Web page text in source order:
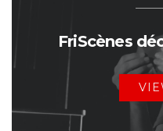
FriScènes